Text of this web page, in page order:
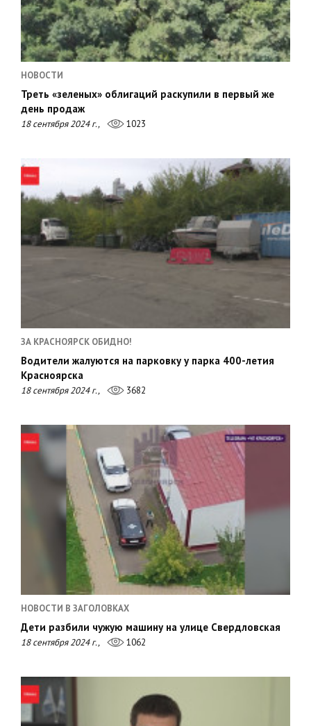
НОВОСТИ
Треть «зеленых» облигаций раскупили в первый же
день продаж
18 сентября 2024 г., 1023
ЗА КРАСНОЯРСК ОБИДНО!
Водители жалуются на парковку у парка 400-летия
Красноярска
18 сентября 2024 г., 3682
НОВОСТИ В ЗАГОЛОВКАХ
Дети разбили чужую машину на улице Свердловская
18 сентября 2024 г., 1062